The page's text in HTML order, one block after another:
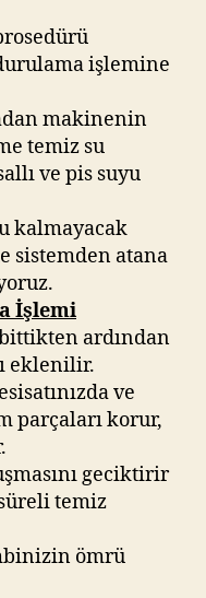
işlemine
makinenin
temiz su
ve pis suyu
kalmayacak
sistemden atana
İşlemi
ardından
eklenilir.
ve
parçaları korur,
geciktirir
temiz
ömrü